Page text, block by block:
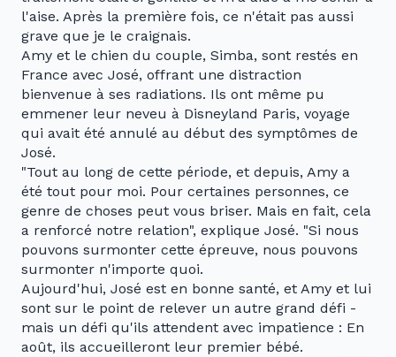
l'aise. Après la première fois, ce n'était pas aussi
grave que je le craignais.
Amy et le chien du couple, Simba, sont restés en
France avec José, offrant une distraction
bienvenue à ses radiations. Ils ont même pu
emmener leur neveu à Disneyland Paris, voyage
qui avait été annulé au début des symptômes de
José.
"Tout au long de cette période, et depuis, Amy a
été tout pour moi. Pour certaines personnes, ce
genre de choses peut vous briser. Mais en fait, cela
a renforcé notre relation", explique José. "Si nous
pouvons surmonter cette épreuve, nous pouvons
surmonter n'importe quoi.
Aujourd'hui, José est en bonne santé, et Amy et lui
sont sur le point de relever un autre grand défi -
mais un défi qu'ils attendent avec impatience : En
août, ils accueilleront leur premier bébé.